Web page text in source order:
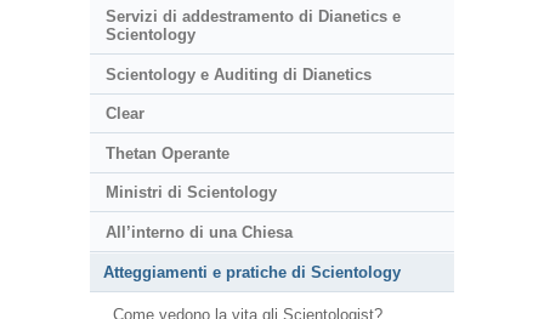
Servizi di addestramento di Dianetics e
Scientology
Scientology e Auditing di Dianetics
Clear
Thetan Operante
Ministri di Scientology
All’interno di una Chiesa
Atteggiamenti e pratiche di Scientology
Come vedono la vita gli Scientologist?